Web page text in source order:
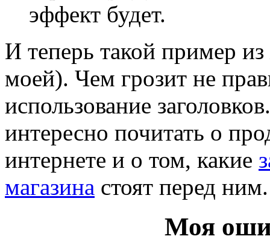
эффект будет.
И теперь такой пример
моей). Чем грозит не
использование
интересно почитать о
интернете и о том, какие
магазина стоят перед ним.
Моя